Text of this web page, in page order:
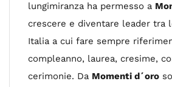
lungimiranza ha permesso a
crescere e diventare leader tra
Italia a cui fare sempre
compleanno, laurea, cresime,
cerimonie. Da Momenti d´oro